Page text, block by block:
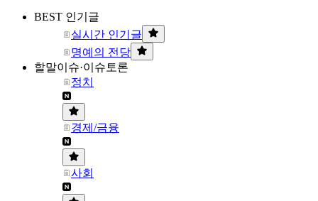
BEST 인기글
실시간 인기글
명예의 전당
할말이슈·이슈토론
정치
경제/금융
사회